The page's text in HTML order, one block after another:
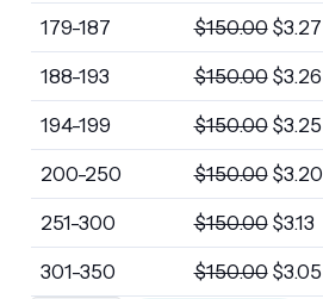
179-187 $150.00 $3.27
188-193 $150.00 $3.26
194-199 $150.00 $3.25
200-250 $150.00 $3.20
251-300 $150.00 $3.13
301-350 $150.00 $3.05